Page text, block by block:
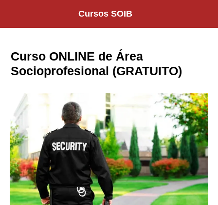
Cursos SOIB
Curso ONLINE de Área
Socioprofesional (GRATUITO)